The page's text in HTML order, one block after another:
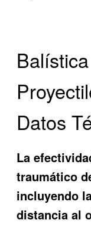
Datos
La
traumático
incluyendo
distancia al